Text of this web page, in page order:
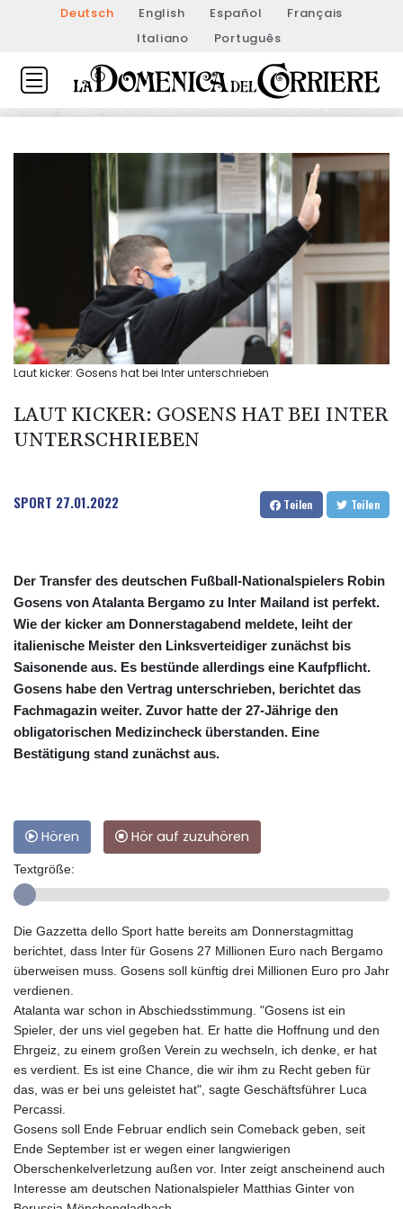
Deutsch English Español
Français
Italiano
Português
Laut kicker: Gosens hat bei Inter unterschrieben
LAUT KICKER: GOSENS HAT BEI INTER
UNTERSCHRIEBEN
SPORT 27.01.2022 Teilen Teilen
Der Transfer des deutschen Fußball-Nationalspielers Robin
Gosens von Atalanta Bergamo zu Inter Mailand ist perfekt.
Wie der kicker am Donnerstagabend meldete, leiht der
italienische Meister den Linksverteidiger zunächst bis
Saisonende aus. Es bestünde allerdings eine Kaufpflicht.
Gosens habe den Vertrag unterschrieben, berichtet das
Fachmagazin weiter. Zuvor hatte der 27-Jährige den
obligatorischen Medizincheck überstanden. Eine
Bestätigung stand zunächst aus.
Hören Hör auf zuzuhören
Textgröße:
Die Gazzetta dello Sport hatte bereits am Donnerstagmittag
berichtet, dass Inter für Gosens 27 Millionen Euro nach Bergamo
überweisen muss. Gosens soll künftig drei Millionen Euro pro Jahr
verdienen.
Atalanta war schon in Abschiedsstimmung. "Gosens ist ein
Spieler, der uns viel gegeben hat. Er hatte die Hoffnung und den
Ehrgeiz, zu einem großen Verein zu wechseln, ich denke, er hat
es verdient. Es ist eine Chance, die wir ihm zu Recht geben für
das, was er bei uns geleistet hat", sagte Geschäftsführer Luca
Percassi.
Gosens soll Ende Februar endlich sein Comeback geben, seit
Ende September ist er wegen einer langwierigen
Oberschenkelverletzung außen vor. Inter zeigt anscheinend auch
Interesse am deutschen Nationalspieler Matthias Ginter von